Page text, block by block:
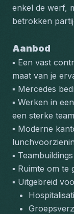
enkel de werf,
betrokken
Aanbod
▪️ Een vast
maat van je
▪️ Mercedes
▪️ Werken in
een sterke
▪️ Moderne
▪️
▪️ Ruimte om te
▪️ Uitgebreid